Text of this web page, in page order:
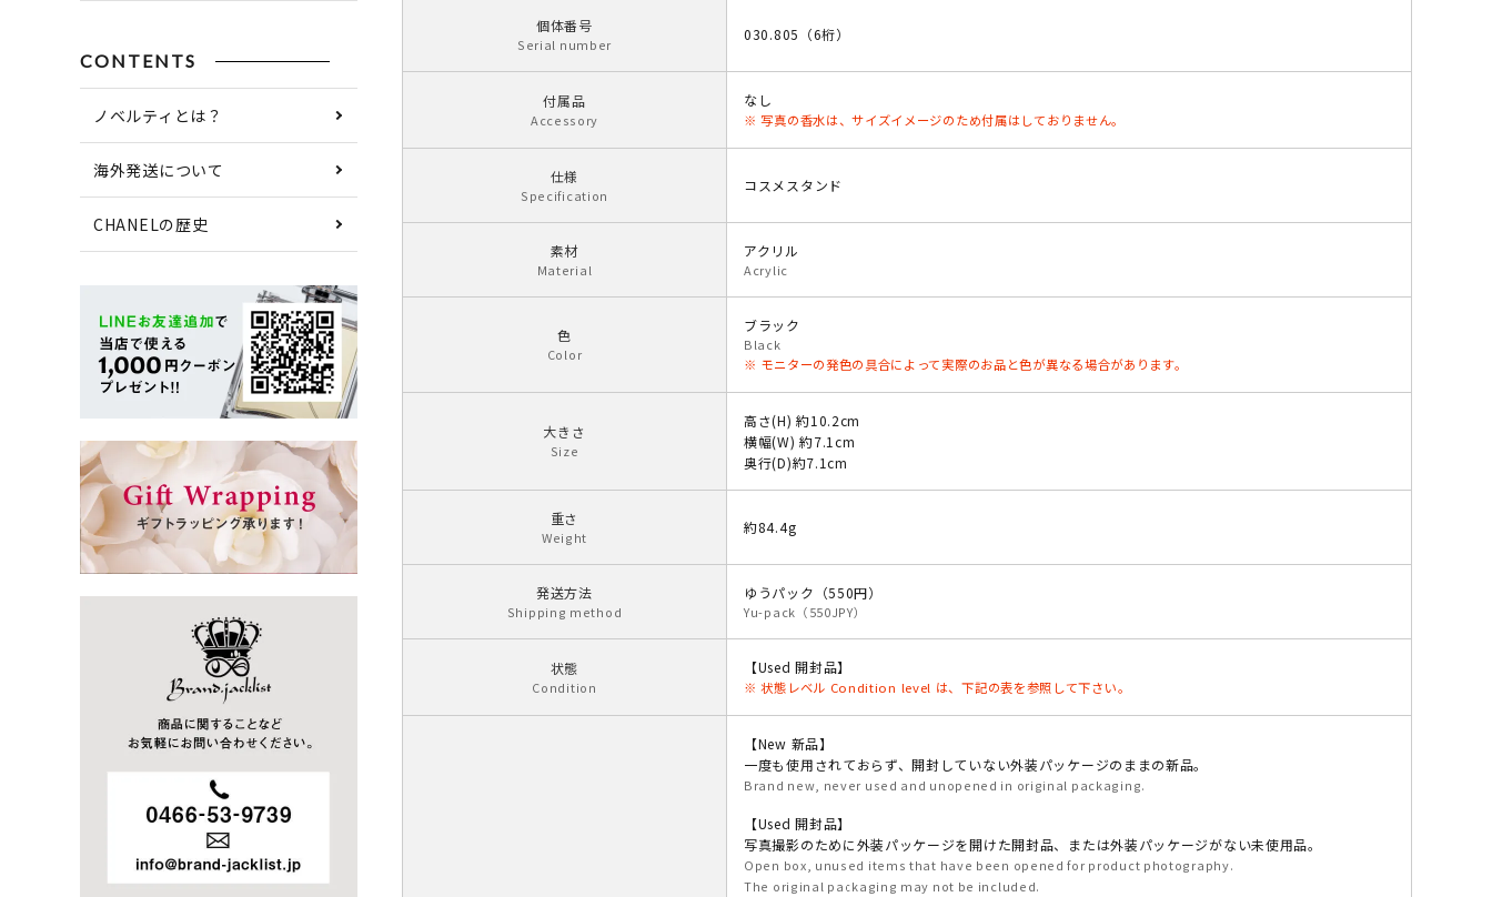
個体番号
Serial number
030.805（6桁）
付属品
Accessory
なし
※ 写真の香水は、サイズイメージのため付属はしておりません。
仕様
Specification
コスメスタンド
素材
Material
アクリル
Acrylic
色
Color
ブラック
Black
※ モニターの発色の具合によって実際のお品と色が異なる場合があります。
大きさ
Size
高さ(H) 約10.2cm
横幅(W) 約7.1cm
奥行(D)約7.1cm
重さ
Weight
約84.4g
発送方法
Shipping method
ゆうパック（550円）
Yu-pack（550JPY）
状態
Condition
【Used 開封品】
※ 状態レベル Condition level は、下記の表を参照して下さい。
【New 新品】
一度も使用されておらず、開封していない外装パッケージのままの新品。
Brand new, never used and unopened in original packaging.
【Used 開封品】
写真撮影のために外装パッケージを開けた開封品、または外装パッケージがない未使用品。
Open box, unused items that have been opened for product photography.
The original packaging may not be included.
CONTENTS
ノベルティとは？
海外発送について
CHANELの歴史